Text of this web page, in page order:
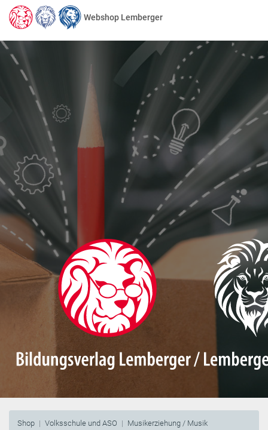
Webshop Lemberger
Shop Volksschule und ASO
Musikerziehung / Musik